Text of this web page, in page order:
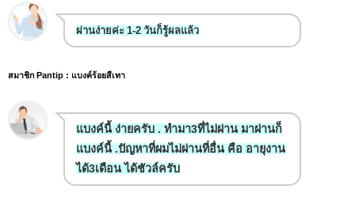
ผ่านง่ายค่ะ 1-2 วันก็รู้ผลแล้ว
สมาชิก Pantip : แบงค์ร้อยสีเทา
แบงค์นี้ ง่ายครับ . ทำมา3ที่ไม่ผ่าน มาผ่านก็
แบงค์นี้ .ปัญหาที่ผมไม่ผ่านที่อื่น คือ อายุงาน
ได้3เดือน ได้ชัวล์ครับ